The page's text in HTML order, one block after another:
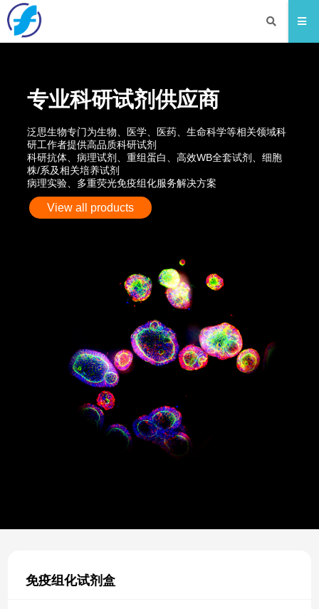
专业科研试剂供应商
泛思生物专门为生物、医学、医药、生命科学等相关领域科
研工作者提供高品质科研试剂
科研抗体、病理试剂、重组蛋白、高效WB全套试剂、细胞
株/系及相关培养试剂
病理实验、多重荧光免疫组化服务解决方案
View all products
免疫组化试剂盒